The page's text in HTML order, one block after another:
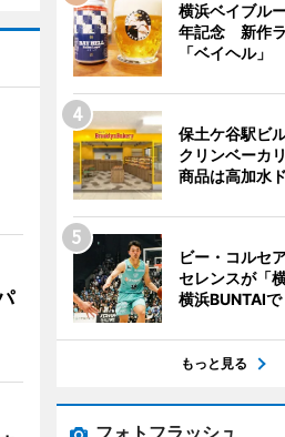
横浜ベイブル
年記念 新作
「ベイヘル」
保土ケ谷駅ビ
クリンベーカ
商品は高加水
ビー・コルセ
セレンスが「
横浜BUNTAIで
もっと見る
フォトフラッシュ